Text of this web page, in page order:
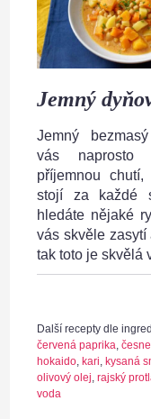
Jemný
Jemný
vás naprosto
příjemnou chutí,
stojí za každé
hledáte nějaké
vás skvěle zasytí
tak toto je skvělá
Další recepty dle
červená paprika,
hokaido, kari, kysaná
olivový olej, rajský
voda